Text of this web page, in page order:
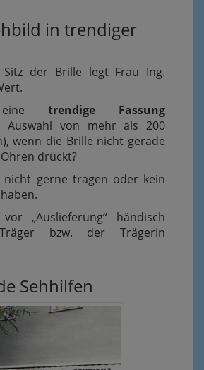
in trendiger
der Brille legt Frau Ing.
trendige Fassung
Auswahl von mehr als 200
wenn die Brille nicht gerade
drückt?
nicht gerne tragen oder kein
„Auslieferung“ händisch
bzw. der Trägerin
Sehhilfen